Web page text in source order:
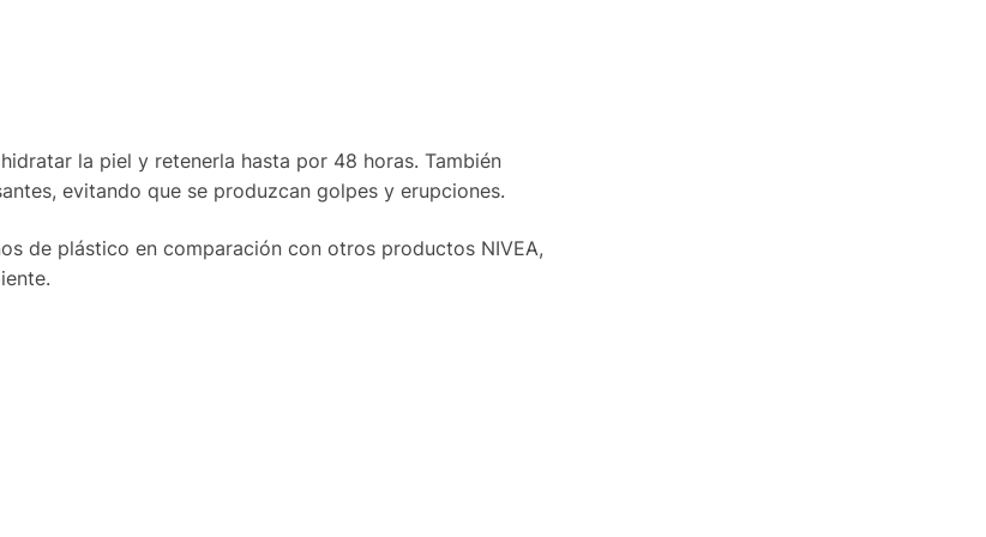
la piel y retenerla hasta por 48 horas. También
evitando que se produzcan golpes y erupciones.
de plástico en comparación con otros productos NIVEA,